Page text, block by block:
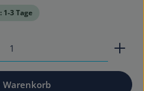
3 Tage
gewünschten Wert ein
Warenkorb